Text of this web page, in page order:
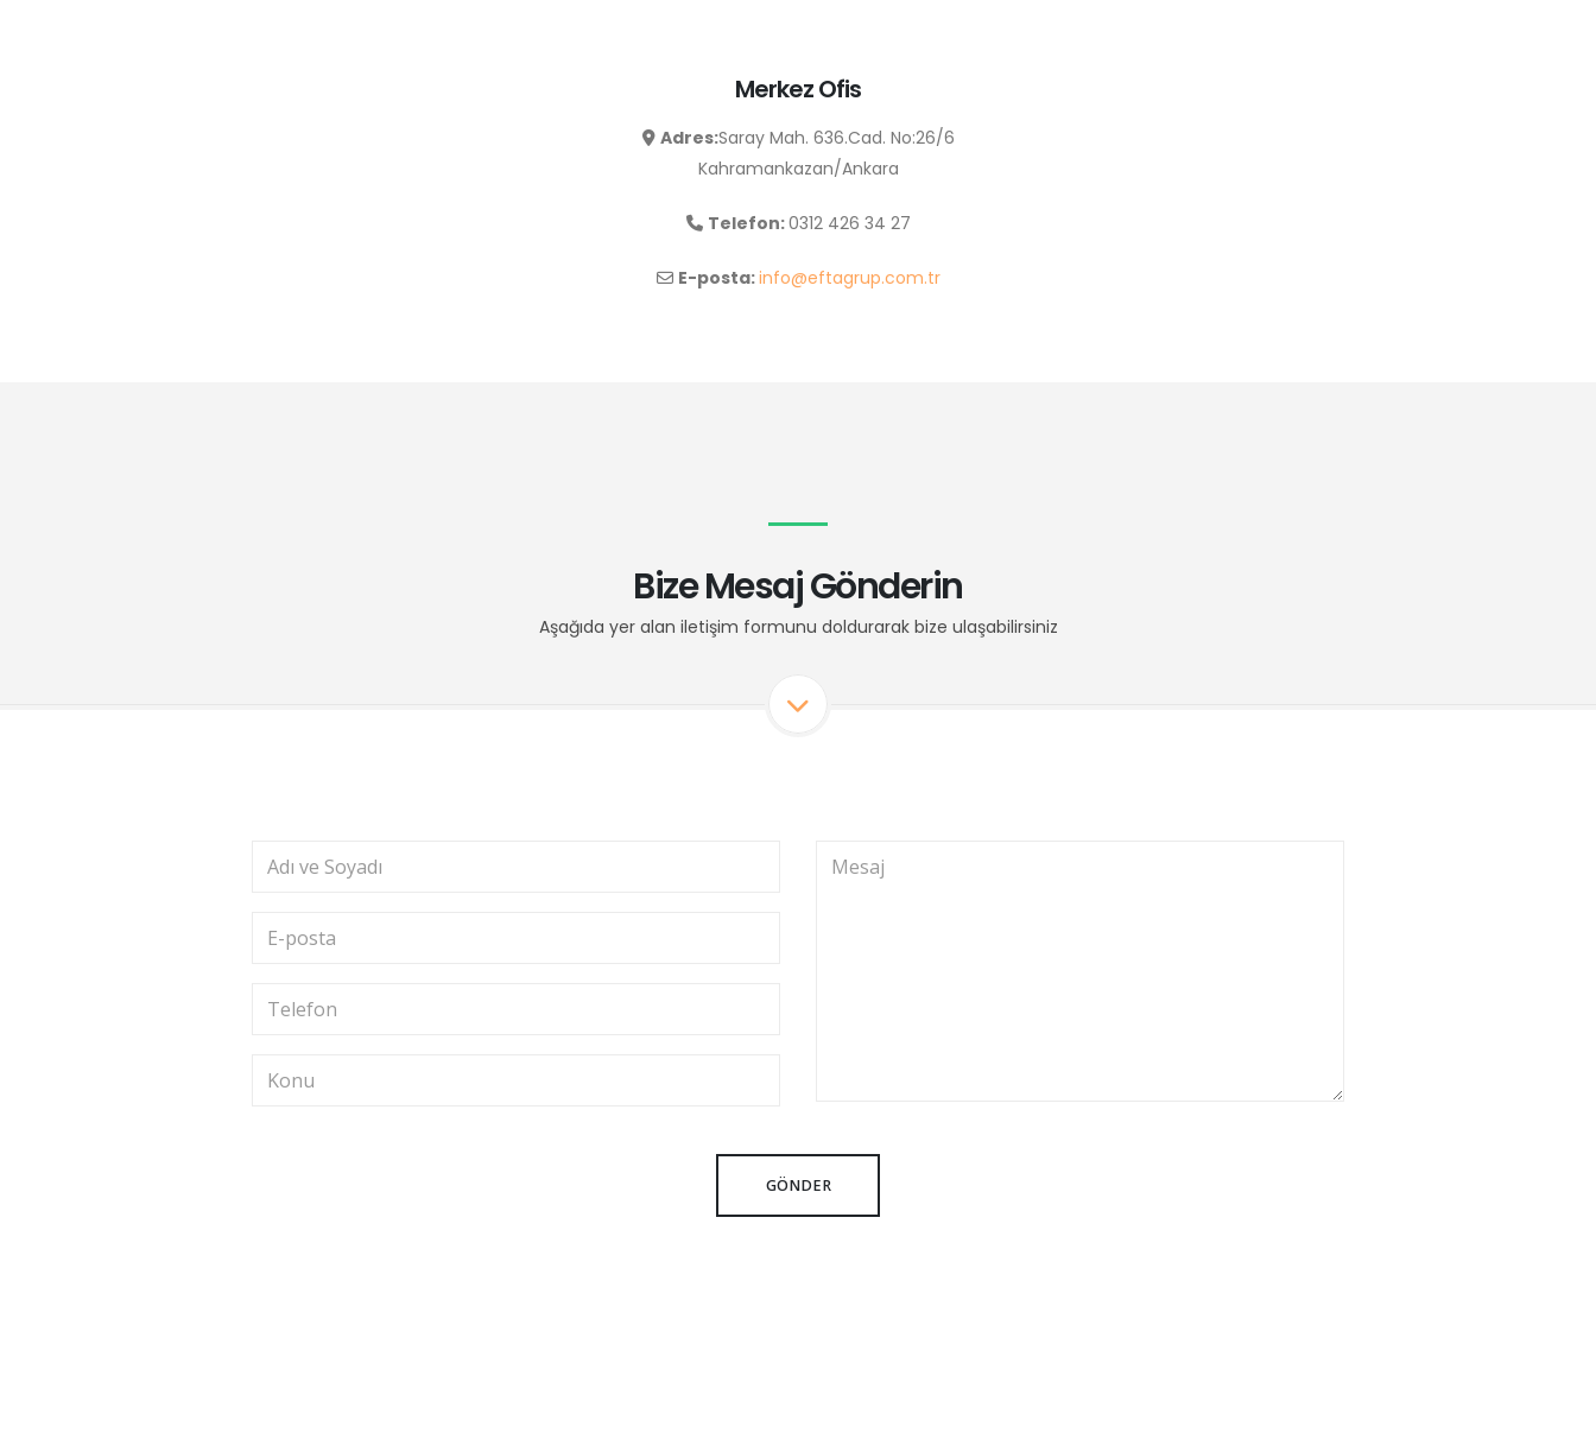
Merkez Ofis
Adres:Saray Mah. 636.Cad. No:26/6
Kahramankazan/Ankara
Telefon:0312 426 34 27
E-posta:info@eftagrup.com.tr
Bize Mesaj Gönderin
Aşağıda yer alan iletişim formunu doldurarak bize ulaşabilirsiniz